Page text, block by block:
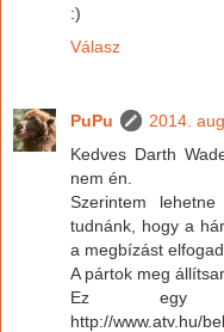
:)
Válasz
PuPu
2014.
Kedves Darth
nem én.
Szerintem
tudnánk, hogy a
a megbízást
A pártok meg
Ez egy
http://www.atv.hu/